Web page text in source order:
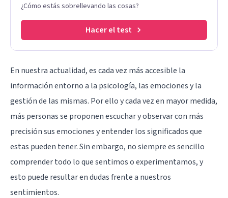
¿Cómo estás sobrellevando las cosas?
Hacer el test
En nuestra actualidad, es cada vez más accesible la
información entorno a la psicología, las emociones y la
gestión de las mismas. Por ello y cada vez en mayor medida,
más personas se proponen escuchar y observar con más
precisión sus emociones y entender los significados que
estas pueden tener. Sin embargo, no siempre es sencillo
comprender todo lo que sentimos o experimentamos, y
esto puede resultar en dudas frente a nuestros
sentimientos.